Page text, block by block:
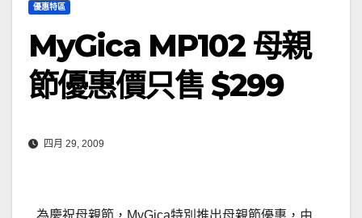
優惠特區
MyGica MP102 母親
節優惠價只售 $299
四月 29, 2009